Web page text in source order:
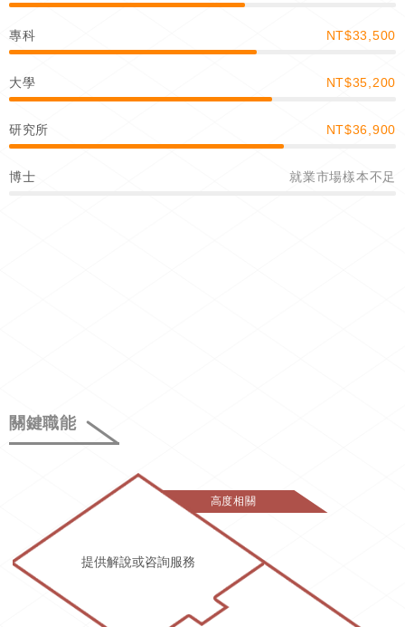
專科 NT$33,500
大學 NT$35,200
研究所 NT$36,900
博士 就業市場樣本不足
關鍵職能
高度相關
提供解說或咨詢服務